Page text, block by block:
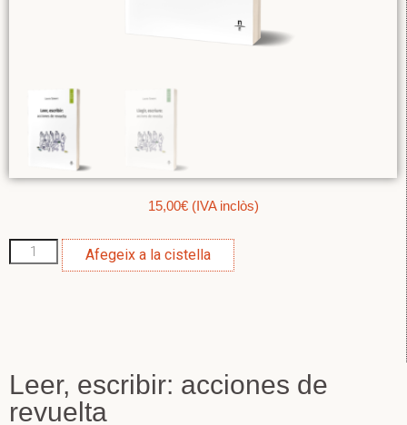
15,00€ (IVA inclòs)
Afegeix a la cistella
Leer, escribir: acciones de
revuelta